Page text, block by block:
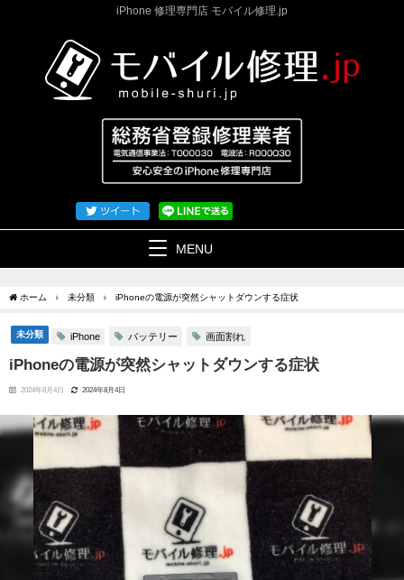
iPhone 修理専門店 モバイル修理.jp
MENU
ホーム 未分類 iPhoneの電源が突然シャットダウンする症状
未分類 iPhone バッテリー 画面割れ
iPhoneの電源が突然シャットダウンする症状
2024年8月4日 2024年8月4日